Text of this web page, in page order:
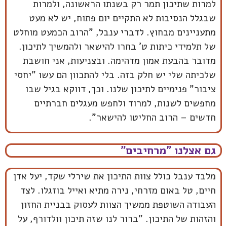
למרות שתיכון תמר רק בשנתו הראשונה, ולמרות
שבגלל הנסיבות לא התקיים יום פתוח, יש לא מעט
מתעניינים מבחוץ. לדברי ענבל, "הרוב הכמעט מוחלט
של תלמידי כיתות ט' בחרו להישאר ולהמשיך לתיכון.
מדובר בהבעת אמון מדהימה. ובצניעות, אני חושבת
שלכיתה שלי יש חלק בזה. בלי להתכוון הם עשו "יחסי
ציבור" פנימיים לתיכון שלנו. וכך, דווקא בגיל שבו
מחפשים לשנות, למרוד ולחפש מעגלים חברתיים
חדשים – הרוב החליטו להישאר”.
גם אצלנו "מרחיבים"
מלבד ענבל כולל צוות התיכון את שירלי שקד, יעל אדן
חיים, טל באום מזרחי, נירה מתיא ואייל בוזגלו. לצד
העבודה השוטפת ממשיך הצוות לעסוק בבניית החזון
והזהות של התיכון. "ברור לנו שזה תיכון וולדורף, על